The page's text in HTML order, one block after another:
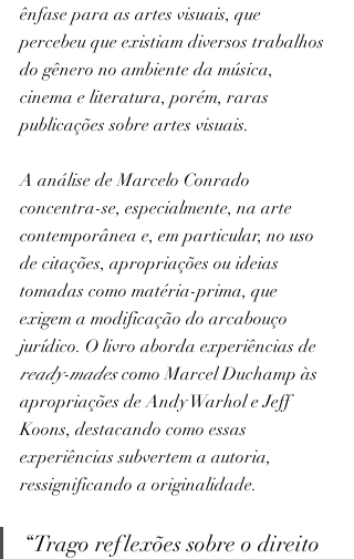
ênfase para as artes visuais, que
percebeu que existiam diversos trabalhos
do gênero no ambiente da música,
cinema e literatura, porém, raras
publicações sobre artes visuais.
A análise de Marcelo Conrado
concentra-se, especialmente, na arte
contemporânea e, em particular, no uso
de citações, apropriações ou ideias
tomadas como matéria-prima, que
exigem a modificação do arcabouço
jurídico. O livro aborda experiências de
ready-mades como Marcel Duchamp às
apropriações de Andy Warhol e Jeff
Koons, destacando como essas
experiências subvertem a autoria,
ressignificando a originalidade.
“Trago reflexões sobre o direito